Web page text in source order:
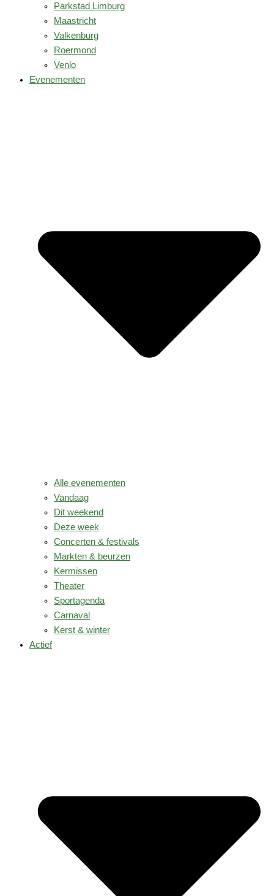
Parkstad Limburg
Maastricht
Valkenburg
Roermond
Venlo
Evenementen
Alle evenementen
Vandaag
Dit weekend
Deze week
Concerten & festivals
Markten & beurzen
Kermissen
Theater
Sportagenda
Carnaval
Kerst & winter
Actief